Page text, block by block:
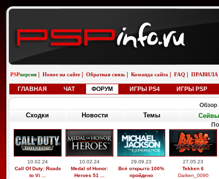
PSPверсия Новое на сайте Обратная связь Команда сайта FAQ ПРАВИЛА
ГЛАВНАЯ ЧАТ ФОРУМ ИГРЫ PS4 ИГРЫ PSP
Обзор
Сходки Новости Темы Сейвы
10.02.24
Call Of Duty: Roads
to Vi ...
10.02.24
Medal of Honor:
Heroes 51 ...
29.09.23
Всё открыто 100%
пройдено
27.05.23
Tekken 6
Darken_0090